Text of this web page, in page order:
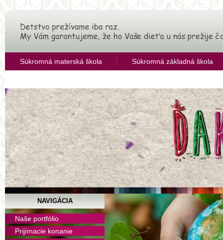
Súkromná materská škola Súkromná základná škola
NAVIGÁCIA
Naše portfólio
Prijímacie konanie
Dokumenty
Prihláška SMŠ